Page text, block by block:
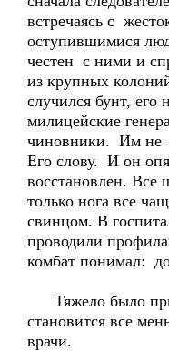
встречаясь с
оступившимися
честен с ними и
из крупных
случился бунт, его
милицейские
чиновники. Им не
Его слову. И он
восстановлен.
только нога все
свинцом. В
проводили
комбат понимал:
Тяжело было
становится все
врачи.